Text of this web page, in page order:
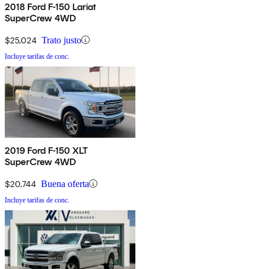
2018 Ford F-150 Lariat
SuperCrew 4WD
$25,024 Trato justo
Incluye tarifas de conc.
2019 Ford F-150 XLT
SuperCrew 4WD
$20,744 Buena oferta
Incluye tarifas de conc.